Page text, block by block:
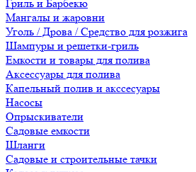
Гриль и Барбекю
Мангалы и жаровни
Уголь / Дрова / Средство для розжига
Шампуры и решетки-гриль
Емкости и товары для полива
Аксессуары для полива
Капельный полив и акссесуары
Насосы
Опрыскиватели
Садовые емкости
Шланги
Садовые и строительные тачки